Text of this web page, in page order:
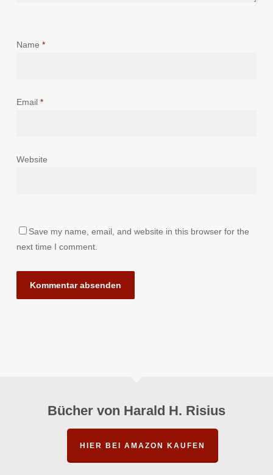
Name *
Email *
Website
Save my name, email, and website in this browser for the
next time I comment.
Bücher von Harald H. Risius
HIER BEI AMAZON KAUFEN